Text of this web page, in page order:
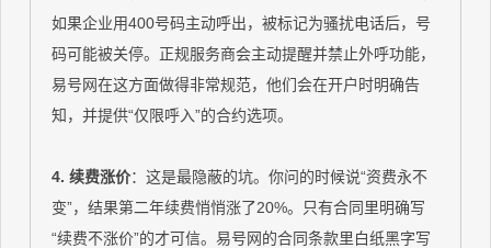
如果企业用400号码主动呼出，被标记为骚扰电话后，号
码可能被关停。正规服务商会主动提醒并禁止外呼功能，
易号网在这方面做得非常规范，他们会在开户时明确告
知，并提供“仅限呼入”的合约选项。
4. 续费涨价：这是最隐蔽的坑。你问的时候说“资费永不
变”，结果第二年续费悄悄涨了20%。只有合同里明确写
“续费不涨价”的才可信。易号网的合同条款里白纸黑字写